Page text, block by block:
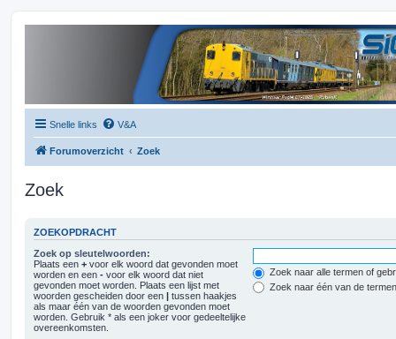
Snelle links V&A
Forumoverzicht Zoek
Zoek
ZOEKOPDRACHT
Zoek op sleutelwoorden:
Plaats een + voor elk woord dat gevonden moet
worden en een - voor elk woord dat niet
gevonden moet worden. Plaats een lijst met
woorden gescheiden door een | tussen haakjes
als maar één van de woorden gevonden moet
worden. Gebruik * als een joker voor gedeeltelijke
overeenkomsten.
Zoek naar alle termen of
Zoek naar één van de